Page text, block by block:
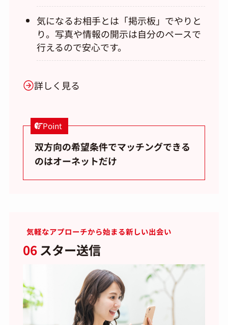
気になるお相手とは「掲示板」でやりと
り。写真や情報の開示は自分のペースで
行えるので安心です。
詳しく見る
Point
双方向の希望条件でマッチングできる
のはオーネットだけ
気軽なアプローチから始まる新しい出会い
06スター送信